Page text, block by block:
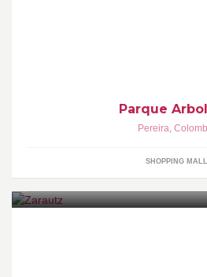
Parque
Pereira,
SHOPPING MALL